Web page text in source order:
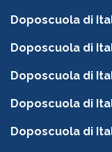
Doposcuola di
Doposcuola di
Doposcuola di
Doposcuola di
Doposcuola di